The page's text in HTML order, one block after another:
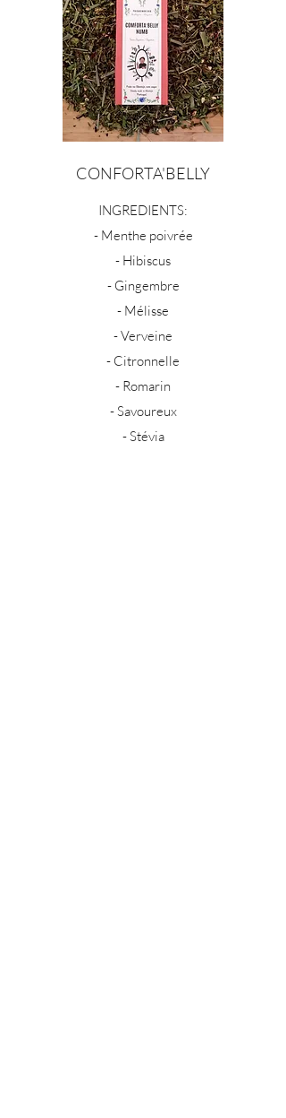
CONFORTA'BELLY
INGREDIENTS:
- Menthe poivrée
- Hibiscus
- Gingembre
- Mélisse
- Verveine
- Citronnelle
- Romarin
- Savoureux
- Stévia